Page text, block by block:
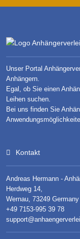
Unser Portal
Anhängern.
Egal, ob Sie einen
Leihen suchen.
Bei uns finden Sie
Kontakt
Andreas Hermann -
Herdweg 14,
Wernau, 73249 Germany
+49 7153-995 39 78